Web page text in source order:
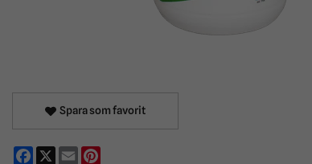
Spara som favorit
Facebook
X Email